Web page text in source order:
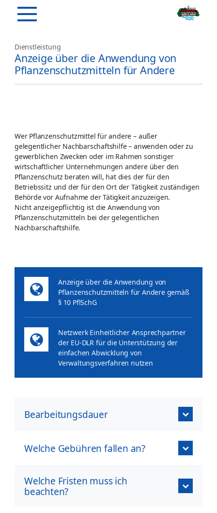
Dienstleistung
Anzeige über die Anwendung von
Pflanzenschutzmitteln für Andere
Wer Pflanzenschutzmittel für andere – außer
gelegentlicher Nachbarschaftshilfe – anwenden oder zu
gewerblichen Zwecken oder im Rahmen sonstiger
wirtschaftlicher Unternehmungen andere über den
Pflanzenschutz beraten will, hat dies der für den
Betriebssitz und der für den Ort der Tätigkeit zuständigen
Behörde vor Aufnahme der Tätigkeit anzuzeigen.
Nicht anzeigepflichtig ist die Anwendung von
Pflanzenschutzmitteln bei der gelegentlichen
Nachbarschaftshilfe.
Anzeige über die Anwendung von
Pflanzenschutzmitteln für Andere gemäß
§ 10 PflSchG
Netzwerk Einheitlicher Ansprechpartner
der EU-DLR für die Unterstützung der
einfachen Abwicklung von
Verwaltungsverfahren nutzen
Bearbeitungsdauer
Welche Gebühren fallen an?
Welche Fristen muss ich
beachten?